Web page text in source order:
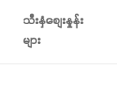
သီးနှံစျေးနှုန်း
များ